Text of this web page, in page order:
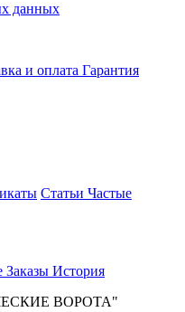
данных
и оплата Гарантия
Статьи Частые
Заказы История
ВОРОТА"